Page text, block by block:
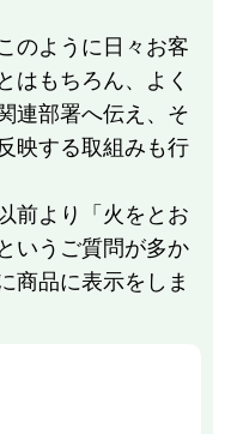
のように日々お客
はもちろん、よく
連部署へ伝え、そ
映する取組みも行
前より「火をとお
いうご質問が多か
商品に表示をしま